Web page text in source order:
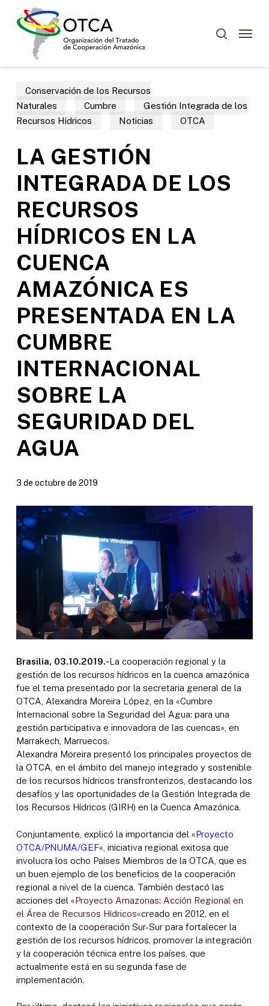
Menu
Conservación de los Recursos
Naturales
Cumbre
Gestión Integrada de los
Recursos Hídricos
Noticias OTCA
LA GESTIÓN
INTEGRADA DE LOS
RECURSOS
HÍDRICOS EN LA
CUENCA
AMAZÓNICA ES
PRESENTADA EN LA
CUMBRE
INTERNACIONAL
SOBRE LA
SEGURIDAD DEL
AGUA
3 de octubre de 2019
Brasilia, 03.10.2019.-La cooperación regional y la
gestión de los recursos hídricos en la cuenca amazónica
fue el tema presentado por la secretaria general de la
OTCA, Alexandra Moreira López, en la «Cumbre
Internacional sobre la Seguridad del Agua: para una
gestión participativa e innovadora de las cuencas», en
Marrakech, Marruecos.
Alexandra Moreira presentó los principales proyectos de
la OTCA, en el ámbito del manejo integrado y sostenible
de los recursos hídricos transfronterizos, destacando los
desafíos y las oportunidades de la Gestión Integrada de
los Recursos Hídricos (GIRH) en la Cuenca Amazónica.
Conjuntamente, explicó la importancia del «Proyecto
OTCA/PNUMA/GEF«, iniciativa regional exitosa que
involucra los ocho Países Miembros de la OTCA, que es
un buen ejemplo de los beneficios de la cooperación
regional a nivel de la cuenca. También destacó las
acciones del «Proyecto Amazonas: Acción Regional en
el Área de Recursos Hídricos«creado en 2012, en el
contexto de la cooperación Sur-Sur para fortalecer la
gestión de los recursos hídricos, promover la integración
y la cooperación técnica entre los países, que
actualmente está en su segunda fase de
implementación.